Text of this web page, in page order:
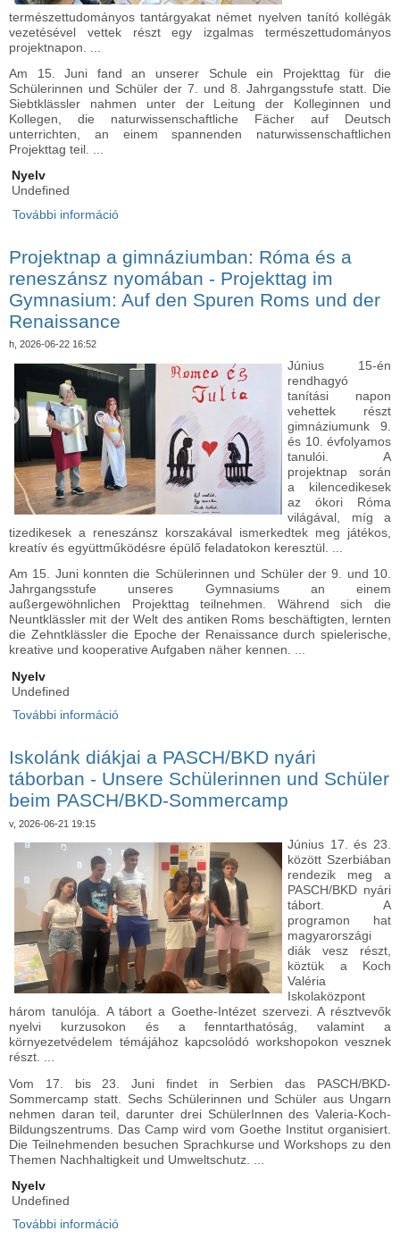
természettudományos tantárgyakat német nyelven tanító kollégák
vezetésével vettek részt egy izgalmas természettudományos
projektnapon. ...
Am 15. Juni fand an unserer Schule ein Projekttag für die
Schülerinnen und Schüler der 7. und 8. Jahrgangsstufe statt. Die
Siebtklässler nahmen unter der Leitung der Kolleginnen und
Kollegen, die naturwissenschaftliche Fächer auf Deutsch
unterrichten, an einem spannenden naturwissenschaftlichen
Projekttag teil. ...
Nyelv
Undefined
További információ
kapcsolatosan
Projektnap a gimnáziumban: Róma és a
reneszánsz nyomában - Projekttag im
Gymnasium: Auf den Spuren Roms und der
Renaissance
h, 2026-06-22 16:52
Június 15-én
rendhagyó
tanítási napon
vehettek részt
gimnáziumunk 9.
és 10. évfolyamos
tanulói. A
projektnap során
a kilencedikesek
az ókori Róma
világával, míg a
tizedikesek a reneszánsz korszakával ismerkedtek meg játékos,
kreatív és együttműködésre épülő feladatokon keresztül. ...
Am 15. Juni konnten die Schülerinnen und Schüler der 9. und 10.
Jahrgangsstufe unseres Gymnasiums an einem
außergewöhnlichen Projekttag teilnehmen. Während sich die
Neuntklässler mit der Welt des antiken Roms beschäftigten, lernten
die Zehntklässler die Epoche der Renaissance durch spielerische,
kreative und kooperative Aufgaben näher kennen. ...
Nyelv
Undefined
További információ
Renaissance tartalommal kapcsolatosan
Iskolánk diákjai a PASCH/BKD nyári
táborban - Unsere Schülerinnen und Schüler
beim PASCH/BKD-Sommercamp
v, 2026-06-21 19:15
Június 17. és 23.
között Szerbiában
rendezik meg a
PASCH/BKD nyári
tábort. A
programon hat
magyarországi
diák vesz részt,
köztük a Koch
Valéria
Iskolaközpont
három tanulója. A tábort a Goethe-Intézet szervezi. A résztvevők
nyelvi kurzusokon és a fenntarthatóság, valamint a
környezetvédelem témájához kapcsolódó workshopokon vesznek
részt. ...
Vom 17. bis 23. Juni findet in Serbien das PASCH/BKD-
Sommercamp statt. Sechs Schülerinnen und Schüler aus Ungarn
nehmen daran teil, darunter drei SchülerInnen des Valeria-Koch-
Bildungszentrums. Das Camp wird vom Goethe Institut organisiert.
Die Teilnehmenden besuchen Sprachkurse und Workshops zu den
Themen Nachhaltigkeit und Umweltschutz. ...
Nyelv
Undefined
További információ